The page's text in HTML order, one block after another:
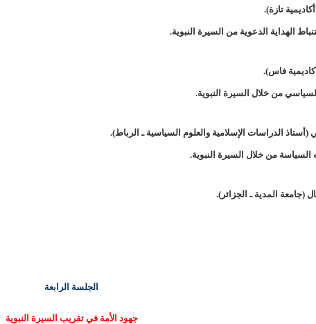
تازة).
الهداية الدعوية من السيرة النبوية.
فاس).
من خلال السيرة النبوية.
(أستاذ الدراسات الإسلامية والعلوم السياسية ـ الرباط).
السياسة من خلال السيرة النبوية.
(جامعة المدية ـ الجزائر).
الجلسة الرابعة
جهود الأمة في تقريب السيرة النبوية